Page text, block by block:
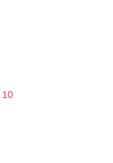
10